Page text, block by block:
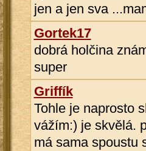
jen a jen sva
Gortek17
dobrá holčina
super
Griffík
Tohle je naprosto
vážím:) je skvělá.
má sama spoustu